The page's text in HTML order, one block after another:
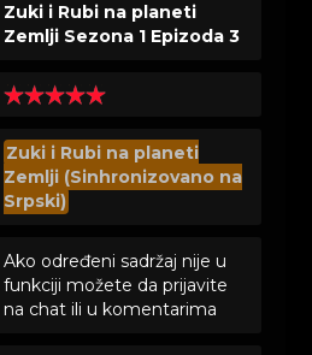
Zuki i Rubi na planeti
Zemlji Sezona 1 Epizoda 3
Zuki i Rubi na planeti
Zemlji (Sinhronizovano na
Srpski)
Ako određeni sadržaj nije u
funkciji možete da prijavite
na chat ili u komentarima